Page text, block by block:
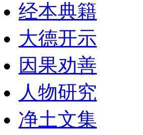
经本典籍
大德开示
因果劝善
人物研究
净土文集